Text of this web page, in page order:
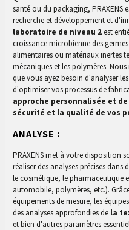
santé ou du packaging, PRAXENS
recherche et développement et
laboratoire de niveau 2est
croissance microbienne des
alimentaires ou matériaux inertes
mécaniques et les polymères.
que vous ayez besoin d'analyser
d'optimiser vos processus de
approche personnalisée et
sécurité et la qualité de vos
ANALYSE :
PRAXENS met à votre disposition
réaliser des analyses précises
le cosmétique, le pharmaceutique
automobile, polymères, etc.).
équipements de mesure, les
des analyses approfondies de la
et bien d'autres paramètres